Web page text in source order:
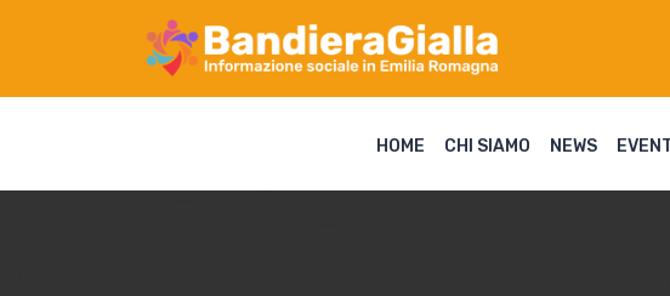
HOME CHI SIAMO NEWS